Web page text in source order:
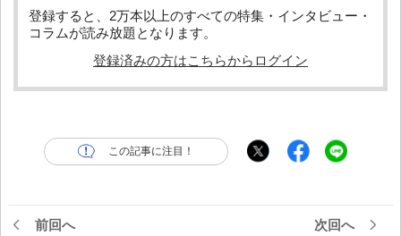
登録すると、2万本以上のすべての特集・インタビュー・
コラムが読み放題となります。
登録済みの方はこちらからログイン
この記事に注目！
前回へ 次回へ